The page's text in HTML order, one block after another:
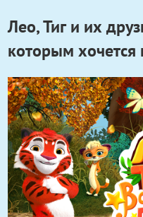
Лео, Тиг и их
которым хочется